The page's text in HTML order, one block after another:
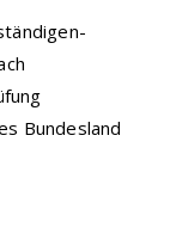
Bundesland